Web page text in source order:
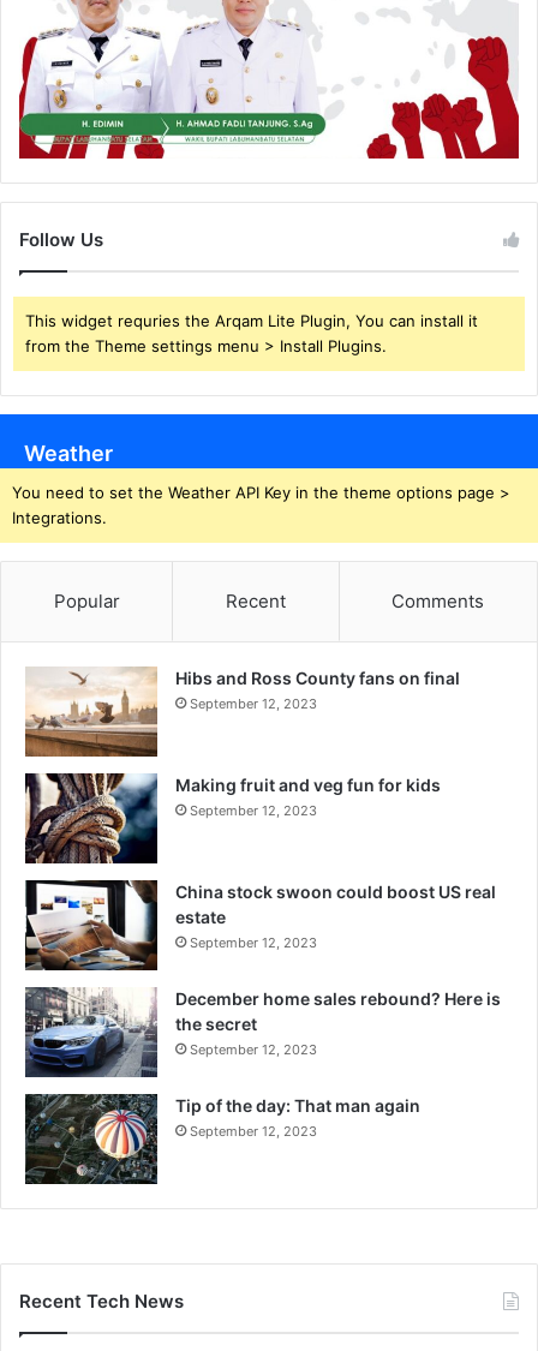
Follow Us
This widget requries the Arqam Lite Plugin, You can install it
from the Theme settings menu > Install Plugins.
Weather
You need to set the Weather API Key in the theme options page >
Integrations.
Popular Recent Comments
Hibs and Ross County fans on final
September 12, 2023
Making fruit and veg fun for kids
September 12, 2023
China stock swoon could boost US real
estate
September 12, 2023
December home sales rebound? Here is
the secret
September 12, 2023
Tip of the day: That man again
September 12, 2023
Recent Tech News